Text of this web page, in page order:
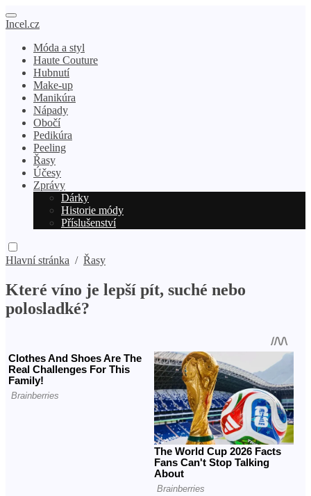
Incel.cz
Móda a styl
Haute Couture
Hubnutí
Make-up
Manikúra
Nápady
Obočí
Pedikúra
Peeling
Řasy
Účesy
Zprávy
Dárky
Historie módy
Příslušenství
Hlavní stránka / Řasy
Které víno je lepší pít, suché nebo
polosladké?